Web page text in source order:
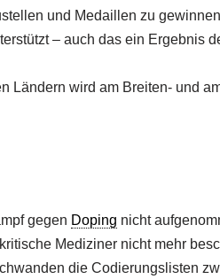
und Medaillen zu
– auch das ein Ergebnis
Ländern wird am Breiten- und
gegen Doping nicht
Mediziner nicht mehr
die Codierungslisten